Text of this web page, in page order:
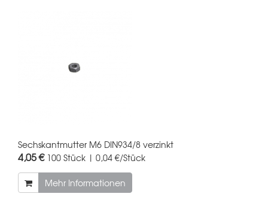
Sechskantmutter M6 DIN934/8 verzinkt
4,05 € 100 Stück | 0,04 €/Stück
Mehr Informationen